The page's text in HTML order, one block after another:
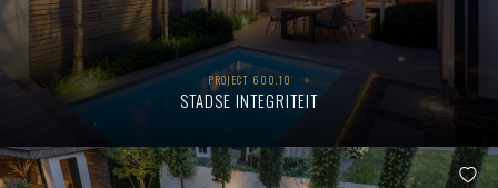
PROJECT 600.10
STADSE INTEGRITEIT